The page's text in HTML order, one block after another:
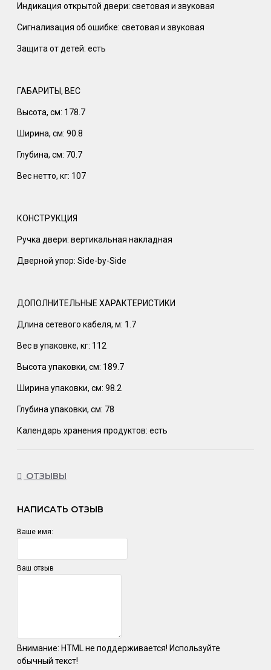
Индикация открытой двери: световая и звуковая
Сигнализация об ошибке: световая и звуковая
Защита от детей: есть
ГАБАРИТЫ, ВЕС
Высота, см: 178.7
Ширина, см: 90.8
Глубина, см: 70.7
Вес нетто, кг: 107
КОНСТРУКЦИЯ
Ручка двери: вертикальная накладная
Дверной упор: Side-by-Side
ДОПОЛНИТЕЛЬНЫЕ ХАРАКТЕРИСТИКИ
Длина сетевого кабеля, м: 1.7
Вес в упаковке, кг: 112
Высота упаковки, см: 189.7
Ширина упаковки, см: 98.2
Глубина упаковки, см: 78
Календарь хранения продуктов: есть
ОТЗЫВЫ
НАПИСАТЬ ОТЗЫВ
Ваше имя:
Ваш отзыв
Внимание: HTML не поддерживается! Используйте
обычный текст!